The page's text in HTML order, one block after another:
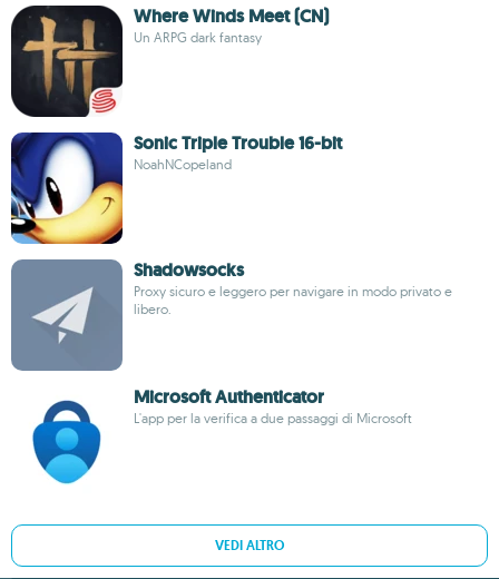
Where Winds Meet (CN)
Un ARPG dark fantasy
Sonic Triple Trouble 16-bit
NoahNCopeland
Shadowsocks
Proxy sicuro e leggero per navigare in modo privato e
libero.
Microsoft Authenticator
L'app per la verifica a due passaggi di Microsoft
VEDI ALTRO